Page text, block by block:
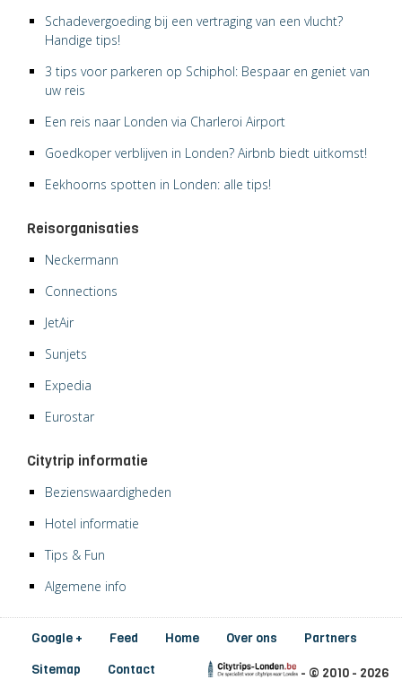
Schadevergoeding bij een vertraging van een vlucht?
Handige tips!
3 tips voor parkeren op Schiphol: Bespaar en geniet van
uw reis
Een reis naar Londen via Charleroi Airport
Goedkoper verblijven in Londen? Airbnb biedt uitkomst!
Eekhoorns spotten in Londen: alle tips!
Reisorganisaties
Neckermann
Connections
JetAir
Sunjets
Expedia
Eurostar
Citytrip informatie
Bezienswaardigheden
Hotel informatie
Tips & Fun
Algemene info
Google + Feed Home Over ons
Partners
Sitemap
Contact - © 2010 - 2026